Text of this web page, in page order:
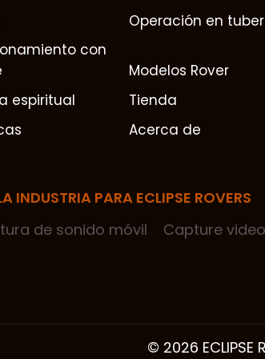
Operación en
con
Modelos Rover
espiritual
Tienda
Acerca de
INDUSTRIA PARA ECLIPSE ROVERS
de sonido móvil Capture
© 2026 ECLIPSE